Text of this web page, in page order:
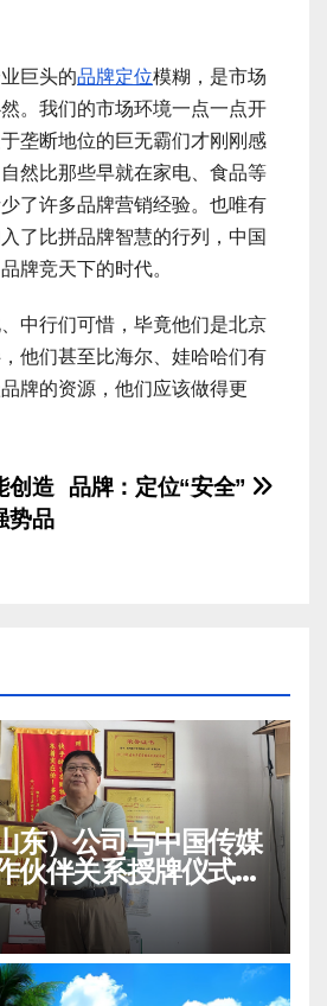
巨头的品牌定位模糊，是市场
。我们的市场环境一点一点开
垄断地位的巨无霸们才刚刚感
然比那些早就在家电、食品等
了许多品牌营销经验。也唯有
了比拼品牌智慧的行列，中国
牌竞天下的时代。
中行们可惜，毕竟他们是北京
他们甚至比海尔、娃哈哈们有
牌的资源，他们应该做得更
品牌：定位“安全”
创造
势品
东）公司与中国传媒
伙伴关系授牌仪式在